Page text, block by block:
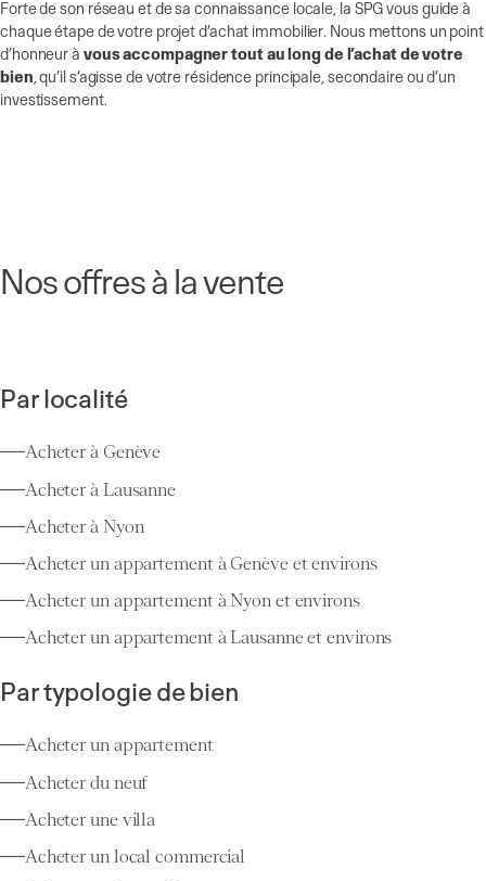
Forte de son réseau et de sa connaissance locale, la SPG vous guide à
chaque étape de votre projet d’achat immobilier. Nous mettons un point
d’honneur à vous accompagner tout au long de l’achat de votre
bien , qu’il s’agisse de votre résidence principale, secondaire ou d’un
investissement.
Nos offres à la vente
Par localité
Acheter à Genève
Acheter à Lausanne
Acheter à Nyon
Acheter un appartement à Genève et environs
Acheter un appartement à Nyon et environs
Acheter un appartement à Lausanne et environs
Par typologie de bien
Acheter un appartement
Acheter du neuf
Acheter une villa
Acheter un local commercial